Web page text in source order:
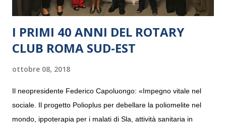
I PRIMI 40 ANNI DEL ROTARY
CLUB ROMA SUD-EST
ottobre 08, 2018
Il neopresidente Federico Capoluongo: «Impegno vitale nel
sociale. Il progetto Polioplus per debellare la poliomelite nel
mondo, ippoterapia per i malati di Sla, attività sanitaria in